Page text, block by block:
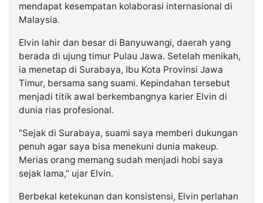
mendapat kesempatan kolaborasi internasional di
Malaysia.
Elvin lahir dan besar di Banyuwangi, daerah yang
berada di ujung timur Pulau Jawa. Setelah menikah,
ia menetap di Surabaya, Ibu Kota Provinsi Jawa
Timur, bersama sang suami. Kepindahan tersebut
menjadi titik awal berkembangnya karier Elvin di
dunia rias profesional.
“Sejak di Surabaya, suami saya memberi dukungan
penuh agar saya bisa menekuni dunia makeup.
Merias orang memang sudah menjadi hobi saya
sejak lama,” ujar Elvin.
Berbekal ketekunan dan konsistensi, Elvin perlahan